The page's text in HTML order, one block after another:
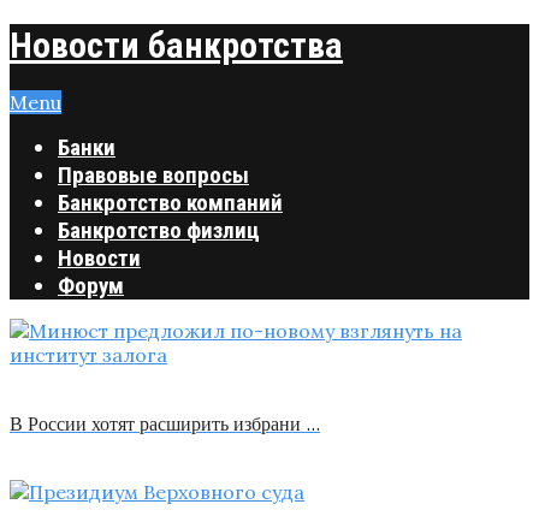
Новости банкротства
Menu
Банки
Правовые вопросы
Банкротство компаний
Банкротство физлиц
Новости
Форум
В России хотят расширить избрани …